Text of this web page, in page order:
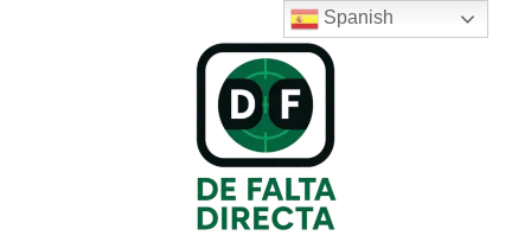
Spanish